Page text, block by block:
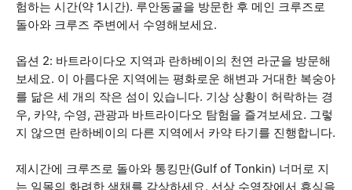
험하는 시간(약 1시간). 루안동굴을 방문한 후 메인 크루즈로
돌아와 크루즈 주변에서 수영해보세요.
옵션 2: 바트라이다오 지역과 란하베이의 천연 라군을 방문해
보세요. 이 아름다운 지역에는 평화로운 해변과 거대한 복숭아
를 닮은 세 개의 작은 섬이 있습니다. 기상 상황이 허락하는 경
우, 카약, 수영, 관광과 바트라이다오 탐험을 즐겨보세요. 그렇
지 않으면 란하베이의 다른 지역에서 카약 타기를 진행합니다.
제시간에 크루즈로 돌아와 통킹만(Gulf of Tonkin) 너머로 지
는 일몰의 화려한 색채를 감상하세요. 선상 수영장에서 휴식을